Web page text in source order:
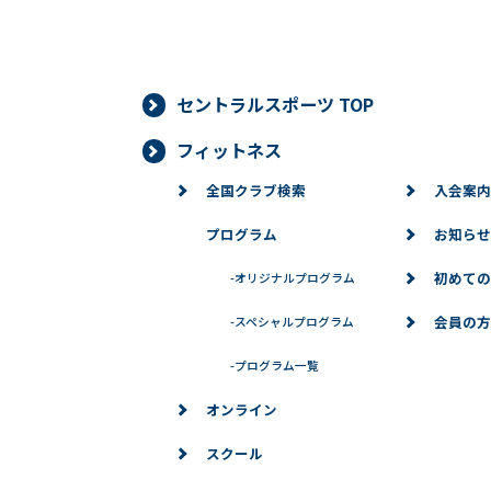
セントラルスポーツ TOP
フィットネス
全国クラブ検索
プログラム
-オリジナルプログラム
-スペシャルプログラム
-プログラム一覧
オンライン
スクール
入会案内
お知らせ
初めて
会員の